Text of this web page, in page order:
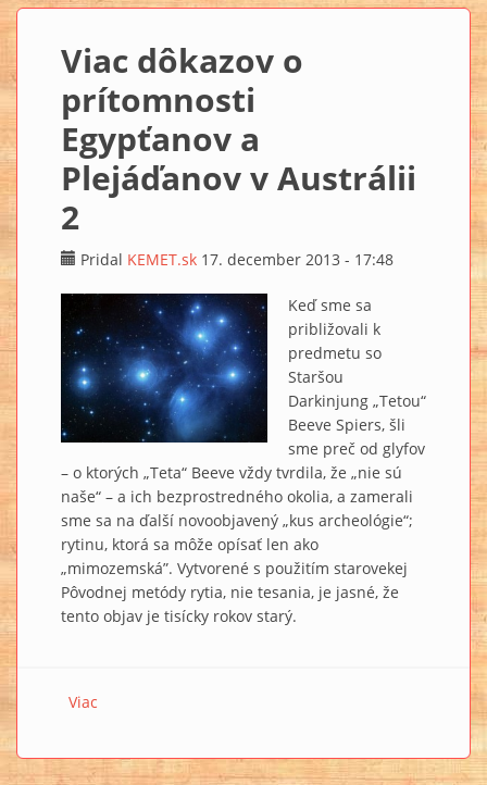
Viac dôkazov o
prítomnosti
Egypťanov a
Plejáďanov v Austrálii
2
Pridal KEMET.sk 17. december 2013 - 17:48
Keď sme sa
približovali k
predmetu so
Staršou
Darkinjung „Tetou“
Beeve Spiers, šli
sme preč od glyfov
– o ktorých „Teta“ Beeve vždy tvrdila, že „nie sú
naše“ – a ich bezprostredného okolia, a zamerali
sme sa na ďalší novoobjavený „kus archeológie“;
rytinu, ktorá sa môže opísať len ako
„mimozemská”. Vytvorené s použitím starovekej
Pôvodnej metódy rytia, nie tesania, je jasné, že
tento objav je tisícky rokov starý.
Viac